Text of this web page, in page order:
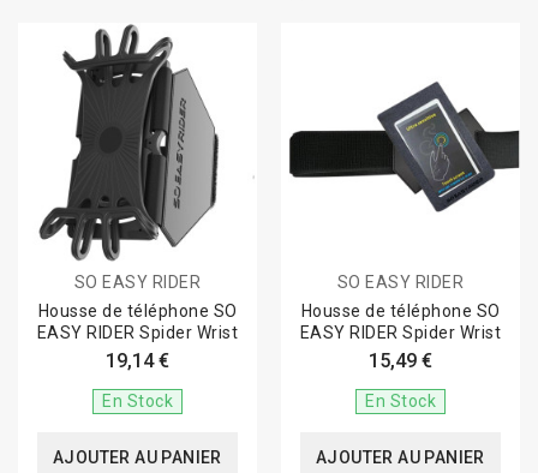
SO EASY RIDER
Housse de téléphone SO
EASY RIDER Spider Wrist
19,14 €
En Stock
AJOUTER AU PANIER
SO EASY RIDER
Housse de téléphone SO
EASY RIDER Spider Wrist
15,49 €
En Stock
AJOUTER AU PANIER